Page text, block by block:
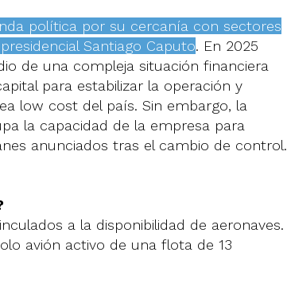
política por su cercanía con sectores
Santiago Caputo. En 2025
de una compleja situación financiera
para estabilizar la operación y
low cost del país. Sin embargo, la
la capacidad de la empresa para
anunciados tras el cambio de control.
a la disponibilidad de aeronaves.
avión activo de una flota de 13